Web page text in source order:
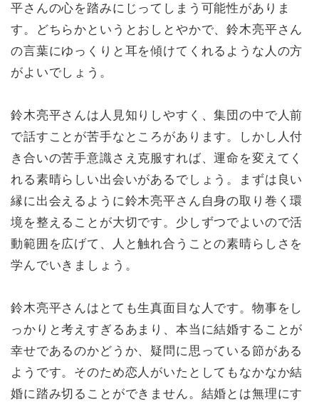
平さんの心を踏みにじってしまう可能性がありま
す。どちらかというとおしとやかで、鈴木亮平さん
の言葉にゆっくりと耳を傾けてくれるような人の方
がよいでしょう。
鈴木亮平さんは人見知りしやすく、集団の中で人前
で話すことが苦手なところがあります。しかし人付
き合いの苦手意識さえ克服すれば、運命を変えてく
れる素晴らしい出会いがあるでしょう。まずは良い
縁に出会えるように鈴木亮平さん自身の取り巻く環
境を整えることが大切です。少しずつでよいので活
動範囲を広げて、人と触れ合うことの素晴らしさを
学んでいきましょう。
鈴木亮平さんはとても生真面目な人です。物事をし
っかりと考えすぎるあまり、本当に結婚することが
幸せであるのかどうか、疑問に思っている節がある
ようです。そのため恋人がいたとしてもなかなか結
婚に踏み切ることができません。結婚とは無理にす